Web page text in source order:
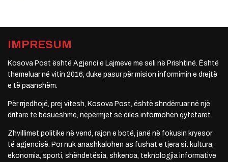
IMPRESUM
Kosova Post është Agjenci e Lajmeve me seli në Prishtinë. Është
themeluar në vitin 2016, duke pasur për mision informimin e drejtë
e të paanshëm.
Për rrjedhojë, prej vitesh, Kosova Post, është shndërruar në një
dritare të besueshme, nëpërmjet së cilës informohen qytetarët.
Zhvillimet politike në vend, rajon e botë, janë në fokusin kryesor
të agjencisë. Por nuk anashkalohen as fushat e tjera si: kultura,
ekonomia, sporti, shëndetësia, shkenca, teknologjia informative